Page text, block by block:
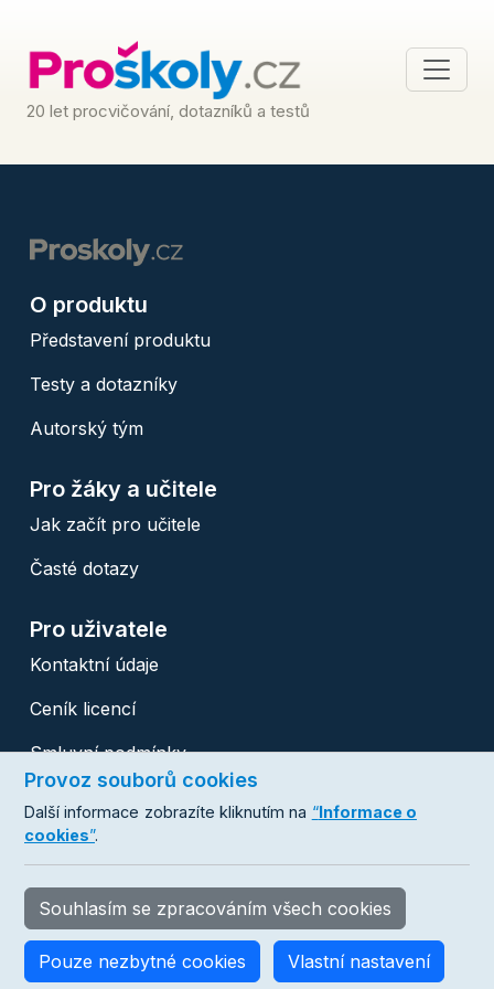
20 let procvičování, dotazníků a testů
O produktu
Představení produktu
Testy a dotazníky
Autorský tým
Pro žáky a učitele
Jak začít pro učitele
Časté dotazy
Pro uživatele
Kontaktní údaje
Ceník licencí
Smluvní podmínky
+420 488 058 046
proskoly@databox.cz
Provoz souborů cookies
Další informace zobrazíte kliknutím na “Informace o
cookies”.
Souhlasím se zpracováním všech cookies
Pouze nezbytné cookies Vlastní nastavení